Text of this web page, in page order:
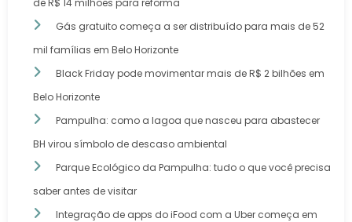
de R$ 14 milhões para reforma
Gás gratuito começa a ser distribuído para mais de 52
mil famílias em Belo Horizonte
Black Friday pode movimentar mais de R$ 2 bilhões em
Belo Horizonte
Pampulha: como a lagoa que nasceu para abastecer
BH virou símbolo de descaso ambiental
Parque Ecológico da Pampulha: tudo o que você precisa
saber antes de visitar
Integração de apps do iFood com a Uber começa em